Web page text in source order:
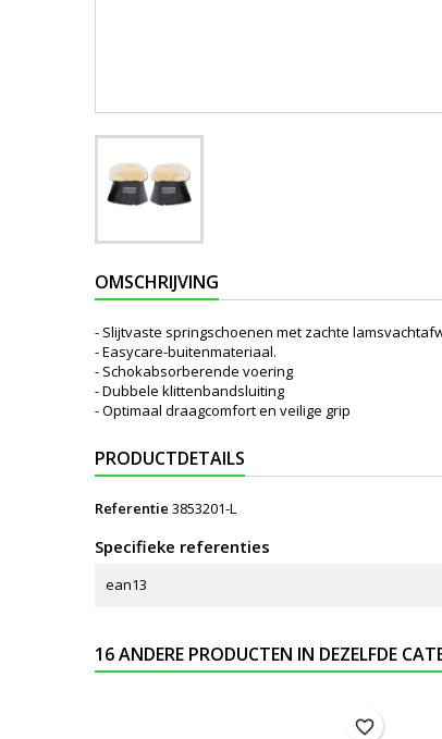
OMSCHRIJVING
- Slijtvaste springschoenen met zachte
- Easycare-buitenmateriaal.
- Schokabsorberende voering
- Dubbele klittenbandsluiting
- Optimaal draagcomfort en veilige grip
PRODUCTDETAILS
Referentie 3853201-L
Specifieke referenties
ean13
16 ANDERE PRODUCTEN IN DEZELFDE
favorite_border